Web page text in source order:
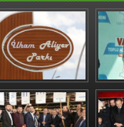
İlham Aliyev Parkı
Törenle Açıldı